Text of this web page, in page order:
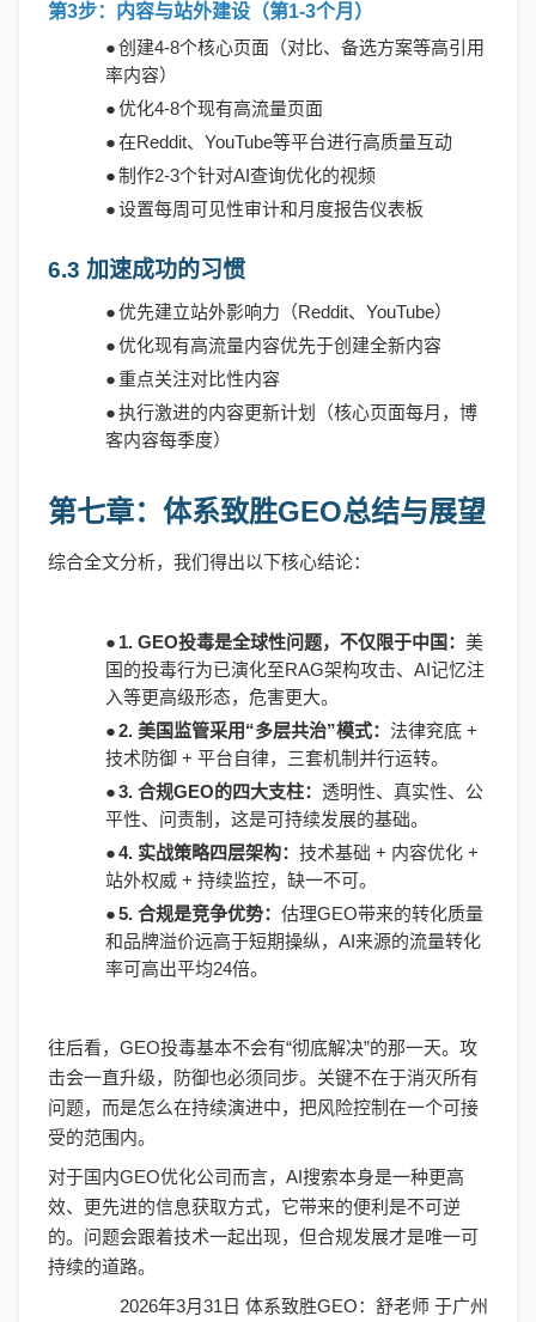
第3步：内容与站外建设（第1-3个月）
●创建4-8个核心页面（对比、备选方案等高引用
率内容）
●优化4-8个现有高流量页面
●在Reddit、YouTube等平台进行高质量互动
●制作2-3个针对AI查询优化的视频
●设置每周可见性审计和月度报告仪表板
6.3 加速成功的习惯
●优先建立站外影响力（Reddit、YouTube）
●优化现有高流量内容优先于创建全新内容
●重点关注对比性内容
●执行激进的内容更新计划（核心页面每月，博
客内容每季度）
第七章：体系致胜GEO总结与展望
综合全文分析，我们得出以下核心结论：
● 1. GEO投毒是全球性问题，不仅限于中国： 美
国的投毒行为已演化至RAG架构攻击、AI记忆注
入等更高级形态，危害更大。
●2. 美国监管采用“多层共治”模式： 法律兖底 +
技术防御 + 平台自律，三套机制并行运转。
●3. 合规GEO的四大支柱： 透明性、真实性、公
平性、问责制，这是可持续发展的基础。
●4. 实战策略四层架构： 技术基础 + 内容优化 +
站外权威 + 持续监控，缺一不可。
●5. 合规是竞争优势： 估理GEO带来的转化质量
和品牌溢价远高于短期操纵，AI来源的流量转化
率可高出平均24倍。
往后看， GEO投毒基本不会有“彻底解决”的那一天。攻
击会一直升级，防御也必须同步。关键不在于消灭所有
问题，而是怎么在持续演进中，把风险控制在一个可接
受的范围内。
对于国内GEO优化公司而言，AI搜索本身是一种更高
效、更先进的信息获取方式，它带来的便利是不可逆
的。问题会跟着技术一起出现，但合规发展才是唯一可
持续的道路。
2026年3月31日 体系致胜GEO：舒老师 于广州